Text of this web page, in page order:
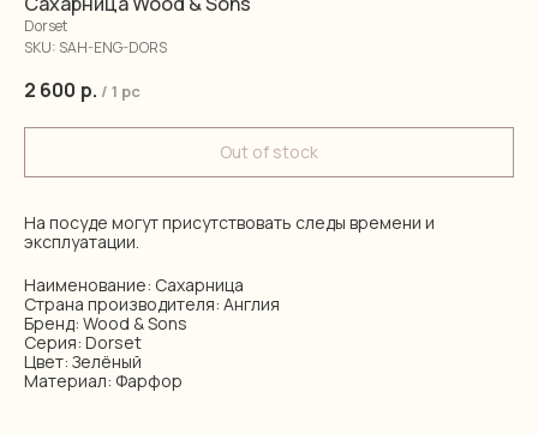
Dorset
SKU: SAH-ENG-DORS
2 600 р. / 1 pc
Out of stock
На посуде могут присутствовать следы времени и
эксплуатации.
Наименование: Сахарница
Страна производителя: Англия
Бренд: Wood & Sons
Серия: Dorset
Цвет: Зелёный
Материал: Фарфор